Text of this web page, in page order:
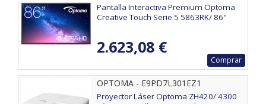
Pantalla Interactiva Premium Optoma
Creative Touch Serie 5 5863RK/ 86"
2.623,08 €
Comprar
OPTOMA - E9PD7L301EZ1
Proyector Láser Optoma ZH420/ 4300